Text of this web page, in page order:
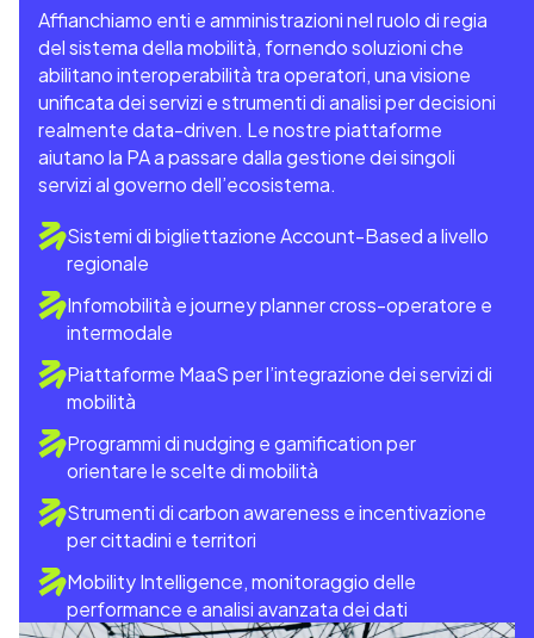
Affianchiamo enti e amministrazioni nel ruolo di regia
del sistema della mobilità, fornendo soluzioni che
abilitano interoperabilità tra operatori, una visione
unificata dei servizi e strumenti di analisi per decisioni
realmente data-driven. Le nostre piattaforme
aiutano la PA a passare dalla gestione dei singoli
servizi al governo dell’ecosistema.
Sistemi di bigliettazione Account-Based a livello
regionale
Infomobilità e journey planner cross-operatore e
intermodale
Piattaforme MaaS per l’integrazione dei servizi di
mobilità
Programmi di nudging e gamification per
orientare le scelte di mobilità
Strumenti di carbon awareness e incentivazione
per cittadini e territori
Mobility Intelligence, monitoraggio delle
performance e analisi avanzata dei dati